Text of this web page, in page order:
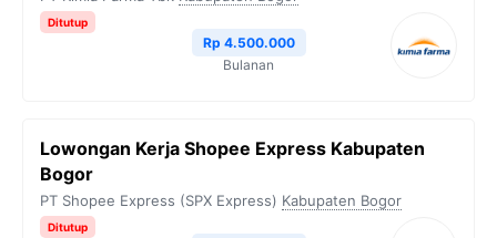
Ditutup
Rp 4.500.000
Bulanan
Lowongan Kerja Shopee Express Kabupaten
Bogor
PT Shopee Express (SPX Express) Kabupaten Bogor
Ditutup